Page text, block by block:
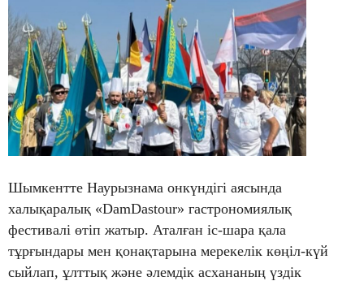
Шымкентте Наурызнама онкүндігі аясында
халықаралық «DamDastour» гастрономиялық
фестивалі өтіп жатыр. Аталған іс-шара қала
тұрғындары мен қонақтарына мерекелік көңіл-күй
сыйлап, ұлттық және әлемдік асхананың үздік